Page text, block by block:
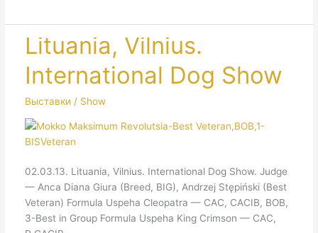
LITTER
2013
—
Продан
&
Lituania, Vilnius.
International Dog Show
Выставки / Show
02.03.13. Lituania, Vilnius. International Dog Show. Judge
— Anca Diana Giura (Breed, BIG), Andrzej Stępiński (Best
Veteran) Formula Uspeha Cleopatra — CAC, CACIB, BOB,
3-Best in Group Formula Uspeha King Crimson — CAC,